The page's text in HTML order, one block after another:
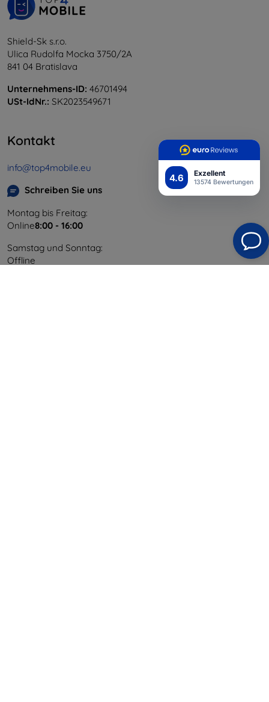
4.6 Exzellent
13574 Bewertungen
Shield-Sk s.r.o.
Ulica Rudolfa Mocka 3750/2A
841 04 Bratislava
Unternehmens-ID: 46701494
USt-IdNr.: SK2023549671
Kontakt
info@top4mobile.eu
Schreiben Sie uns
Montag bis Freitag:
Online8:00 - 16:00
Samstag und Sonntag:
Offline